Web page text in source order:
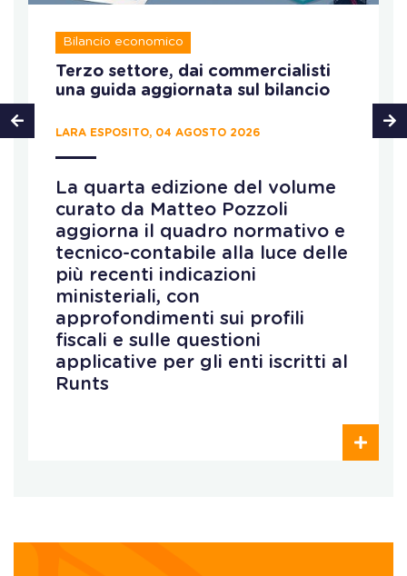
Bilancio economico
Terzo settore, dai commercialisti
una guida aggiornata sul bilancio
LARA ESPOSITO, 04 AGOSTO 2026
La quarta edizione del volume
curato da Matteo Pozzoli
aggiorna il quadro normativo e
tecnico-contabile alla luce delle
più recenti indicazioni
ministeriali, con
approfondimenti sui profili
fiscali e sulle questioni
applicative per gli enti iscritti al
Runts